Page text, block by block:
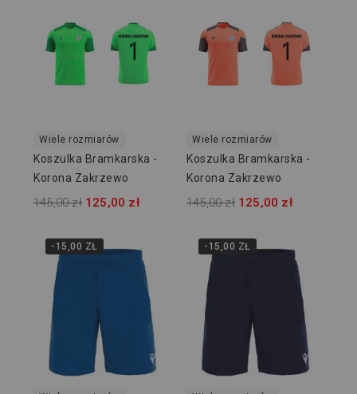
Wiele rozmiarów
Koszulka Bramkarska -
Korona Zakrzewo
145,00 zł 125,00 zł
Wiele rozmiarów
Koszulka Bramkarska -
Korona Zakrzewo
145,00 zł 125,00 zł
-15,00 ZŁ -15,00 ZŁ